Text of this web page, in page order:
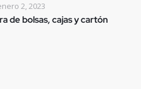
2, 2023
de bolsas, cajas y cartón